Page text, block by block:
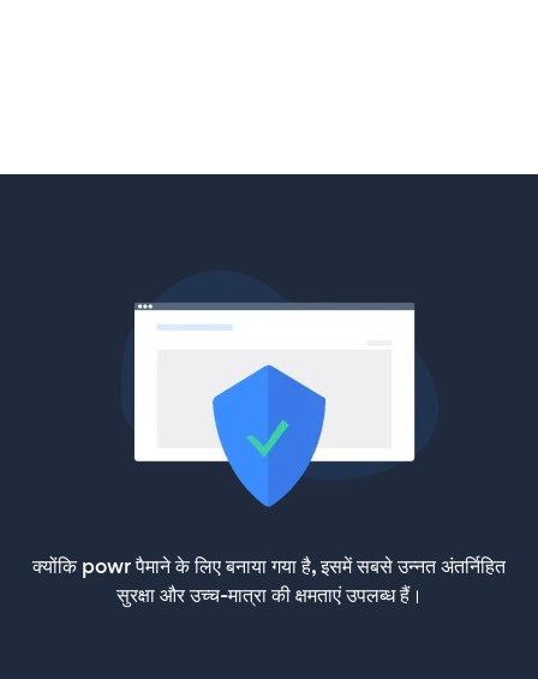
क्योंकि powr पैमाने के लिए बनाया गया है, इसमें सबसे उन्नत अंतर्निहित
सुरक्षा और उच्च-मात्रा की क्षमताएं उपलब्ध हैं।